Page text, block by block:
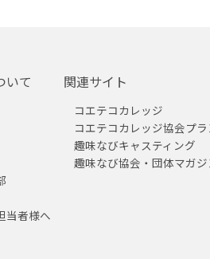
いて
当者様へ
関連サイト
コエテコカレッジ
コエテコカレッジ協会プラ
趣味なびキャスティング
趣味なび協会・団体マガジ